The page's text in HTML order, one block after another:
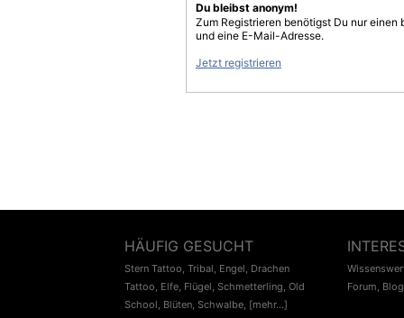
Du bleibst anonym!
Zum Registrieren benötigst Du nur einen
und eine E-Mail-Adresse.
Jetzt registrieren
HÄUFIG GESUCHT
Stern Tattoo, Tribal, Engel, Drachen
Tattoo, Elfe, Flügel, Schmetterling, Old
School, Blüten, Schwalbe, [mehr...]
Forum, Blog